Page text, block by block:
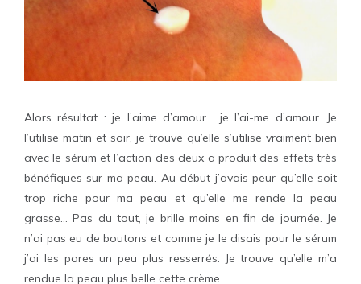
Alors résultat : je l’aime d’amour… je l’ai-me d’amour. Je
l’utilise matin et soir, je trouve qu’elle s’utilise vraiment bien
avec le sérum et l’action des deux a produit des effets très
bénéfiques sur ma peau. Au début j’avais peur qu’elle soit
trop riche pour ma peau et qu’elle me rende la peau
grasse… Pas du tout, je brille moins en fin de journée. Je
n’ai pas eu de boutons et comme je le disais pour le sérum
j’ai les pores un peu plus resserrés. Je trouve qu’elle m’a
rendue la peau plus belle cette crème.